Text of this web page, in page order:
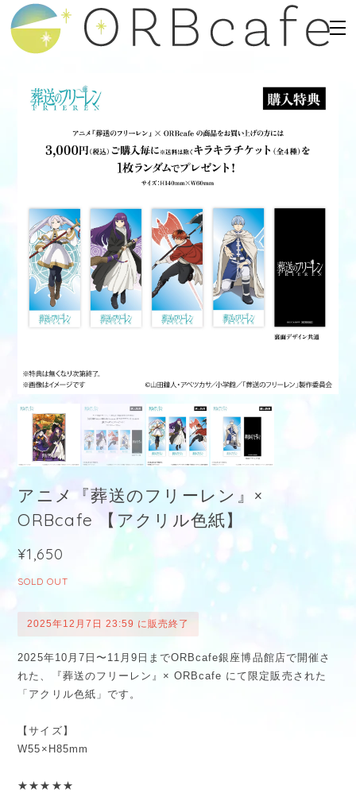
アニメ『葬送のフリーレン』×
ORBcafe 【アクリル色紙】
¥1,650
SOLD OUT
2025年12月7日 23:59 に販売終了
2025年10月7日〜11月9日までORBcafe銀座博品館店で開催さ
れた、『葬送のフリーレン』× ORBcafe にて限定販売された
「アクリル色紙」です。
【サイズ】
W55×H85mm
★★★★★